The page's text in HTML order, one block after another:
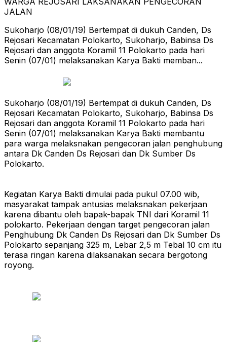
Sukoharjo (08/01/19) Bertempat di dukuh Canden, Ds
Rejosari Kecamatan Polokarto, Sukoharjo, Babinsa Ds
Rejosari dan anggota Koramil 11 Polokarto pada hari
Senin (07/01) melaksanakan Karya Bakti memban...
Sukoharjo (08/01/19) Bertempat di dukuh Canden, Ds
Rejosari Kecamatan Polokarto, Sukoharjo, Babinsa Ds
Rejosari dan anggota Koramil 11 Polokarto pada hari
Senin (07/01) melaksanakan Karya Bakti membantu
para warga melaksnakan pengecoran jalan penghubung
antara Dk Canden Ds Rejosari dan Dk Sumber Ds
Polokarto.
Kegiatan Karya Bakti dimulai pada pukul 07.00 wib,
masyarakat tampak antusias melaksnakan pekerjaan
karena dibantu oleh bapak-bapak TNI dari Koramil 11
polokarto. Pekerjaan dengan target pengecoran jalan
Penghubung Dk Canden Ds Rejosari dan Dk Sumber Ds
Polokarto sepanjang 325 m, Lebar 2,5 m Tebal 10 cm itu
terasa ringan karena dilaksanakan secara bergotong
royong.